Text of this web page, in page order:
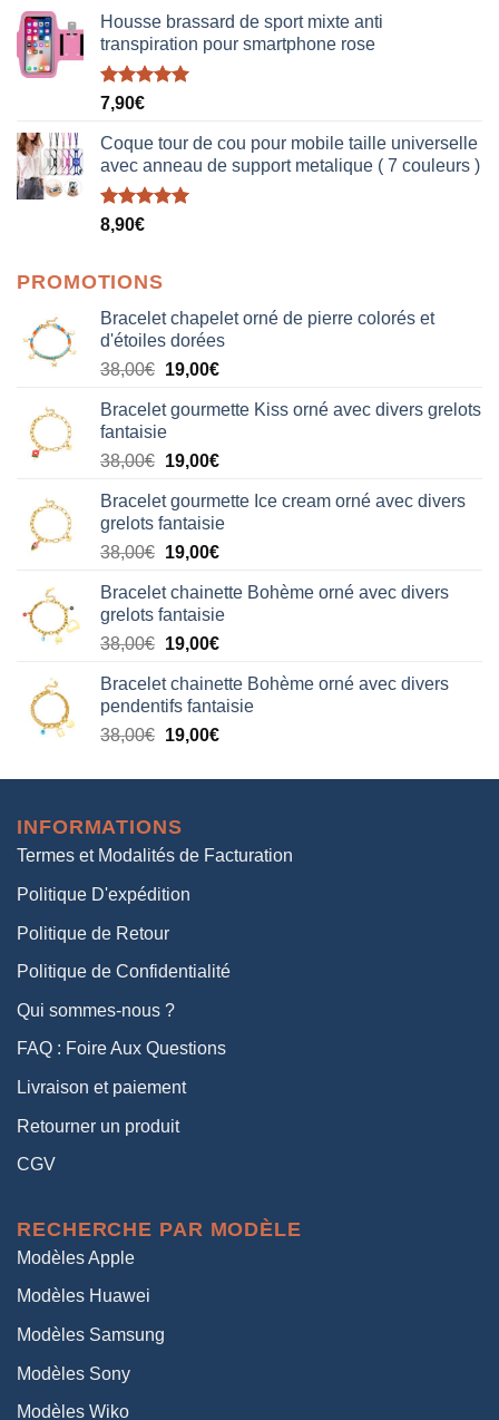
Housse brassard de sport mixte anti
transpiration pour smartphone rose
Note5.00
7,90€
Coque tour de cou pour mobile taille universelle
avec anneau de support metalique ( 7 couleurs )
Note5.00
8,90€
PROMOTIONS
Bracelet chapelet orné de pierre colorés et
d'étoiles dorées
38,00€ Le
initial
était :
38,00€.
19,00€Le
actuel
19,00€.
Bracelet gourmette Kiss orné avec divers grelots
fantaisie
38,00€ Le
initial
était :
38,00€.
19,00€Le
actuel
est :
19,00€.
Bracelet gourmette Ice cream orné avec divers
grelots fantaisie
38,00€ Le
initial
était :
38,00€.
19,00€Le
actuel
est :
19,00€.
Bracelet chainette Bohème orné avec divers
grelots fantaisie
38,00€ Le
initial
était :
38,00€.
19,00€Le
actuel
est :
19,00€.
Bracelet chainette Bohème orné avec divers
pendentifs fantaisie
38,00€ Le
initial
38,00€.
19,00€Le
actuel
INFORMATIONS
Termes et Modalités de Facturation
Politique D'expédition
Politique de Retour
Politique de Confidentialité
Qui sommes-nous ?
FAQ : Foire Aux Questions
Livraison et paiement
Retourner un produit
CGV
RECHERCHE PAR MODÈLE
Modèles Apple
Modèles Huawei
Modèles Samsung
Modèles Sony
Modèles Wiko